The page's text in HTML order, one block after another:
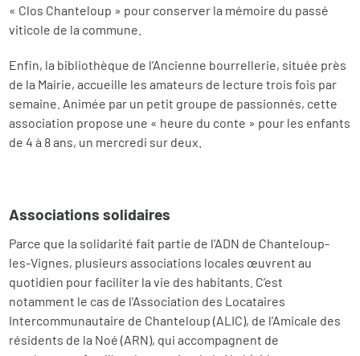
« Clos Chanteloup » pour conserver la mémoire du passé
viticole de la commune.
Enfin, la bibliothèque de l’Ancienne bourrellerie, située près
de la Mairie, accueille les amateurs de lecture trois fois par
semaine. Animée par un petit groupe de passionnés, cette
association propose une « heure du conte » pour les enfants
de 4 à 8 ans, un mercredi sur deux.
Associations solidaires
Parce que la solidarité fait partie de l’ADN de Chanteloup-
les-Vignes, plusieurs associations locales œuvrent au
quotidien pour faciliter la vie des habitants. C’est
notamment le cas de l’Association des Locataires
Intercommunautaire de Chanteloup (ALIC), de l’Amicale des
résidents de la Noé (ARN), qui accompagnent de